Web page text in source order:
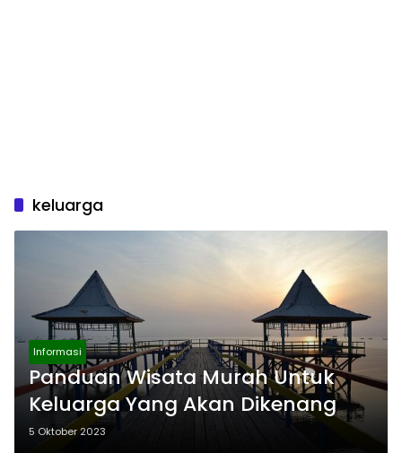
keluarga
Informasi
Panduan Wisata Murah Untuk
Keluarga Yang Akan Dikenang
5 Oktober 2023